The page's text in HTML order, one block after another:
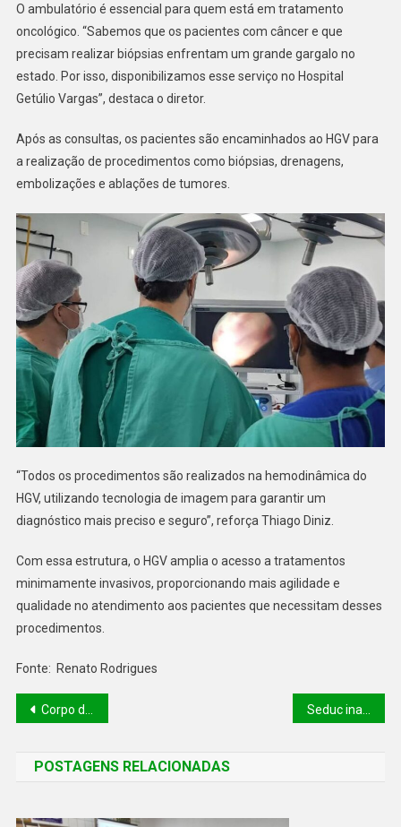
O ambulatório é essencial para quem está em tratamento
oncológico. “Sabemos que os pacientes com câncer e que
precisam realizar biópsias enfrentam um grande gargalo no
estado. Por isso, disponibilizamos esse serviço no Hospital
Getúlio Vargas”, destaca o diretor.
Após as consultas, os pacientes são encaminhados ao HGV para
a realização de procedimentos como biópsias, drenagens,
embolizações e ablações de tumores.
“Todos os procedimentos são realizados na hemodinâmica do
HGV, utilizando tecnologia de imagem para garantir um
diagnóstico mais preciso e seguro”, reforça Thiago Diniz.
Com essa estrutura, o HGV amplia o acesso a tratamentos
minimamente invasivos, proporcionando mais agilidade e
qualidade no atendimento aos pacientes que necessitam desses
procedimentos.
Fonte: Renato Rodrigues
Corpo de Bombeiros participa de encontro nacional sobre Segurança e Enfrentamento à Violência contra a Mulher
POSTAGENS RELACIONADAS